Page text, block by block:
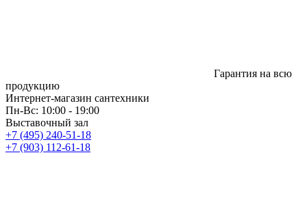
Гарантия на всю
продукцию
Интернет-магазин сантехники
Пн-Вс: 10:00 - 19:00
Выставочный зал
+7 (495) 240-51-18
+7 (903) 112-61-18